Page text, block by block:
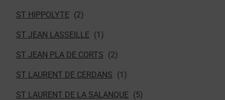
ST HIPPOLYTE
ST JEAN LASSEILLE
ST JEAN PLA DE CORTS
ST LAURENT DE CERDANS
ST LAURENT DE LA SALANQUE